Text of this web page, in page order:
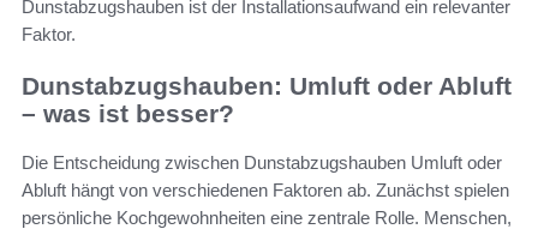
Dunstabzugshauben ist der Installationsaufwand ein relevanter
Faktor.
Dunstabzugshauben: Umluft oder Abluft
– was ist besser?
Die Entscheidung zwischen Dunstabzugshauben Umluft oder
Abluft hängt von verschiedenen Faktoren ab. Zunächst spielen
persönliche Kochgewohnheiten eine zentrale Rolle. Menschen,